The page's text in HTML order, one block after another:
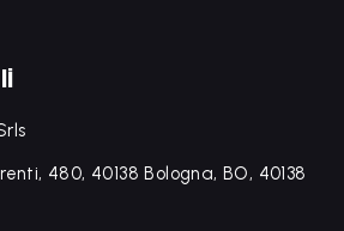
480, 40138 Bologna, BO, 40138